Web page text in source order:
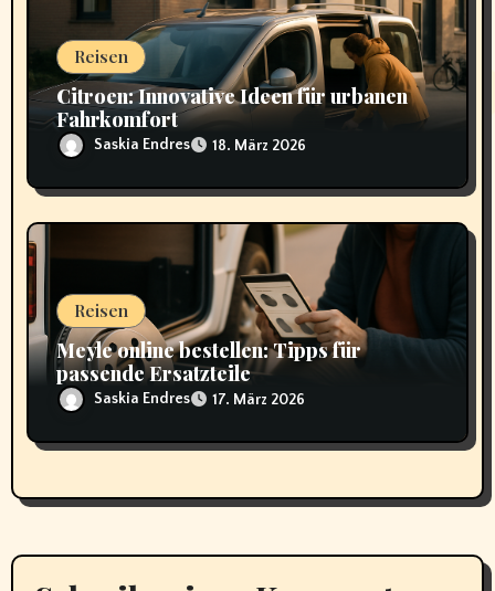
Reisen
Citroen: Innovative Ideen für urbanen
Fahrkomfort
Saskia Endres 18. März 2026
Reisen
Meyle online bestellen: Tipps für
passende Ersatzteile
Saskia Endres 17. März 2026